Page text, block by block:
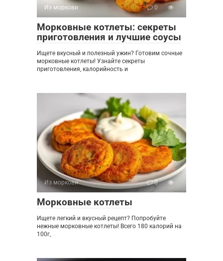
Из моркови 0
Морковные котлеты: секреты
приготовления и лучшие соусы
Ищете вкусный и полезный ужин? Готовим сочные
морковные котлеты! Узнайте секреты
приготовления, калорийность и
Из моркови 0
Морковные котлеты
Ищете легкий и вкусный рецепт? Попробуйте
нежные морковные котлеты! Всего 180 калорий на
100г,